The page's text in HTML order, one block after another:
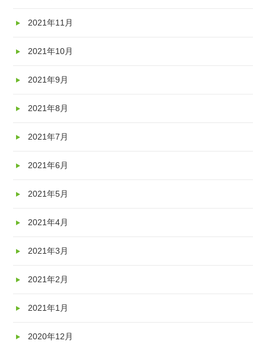
2021年11月
2021年10月
2021年9月
2021年8月
2021年7月
2021年6月
2021年5月
2021年4月
2021年3月
2021年2月
2021年1月
2020年12月